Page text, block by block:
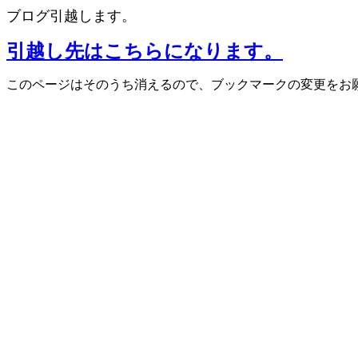
ブログ引越します。
引越し先はこちらになります。
このページはそのうち消えるので、ブックマークの変更をお